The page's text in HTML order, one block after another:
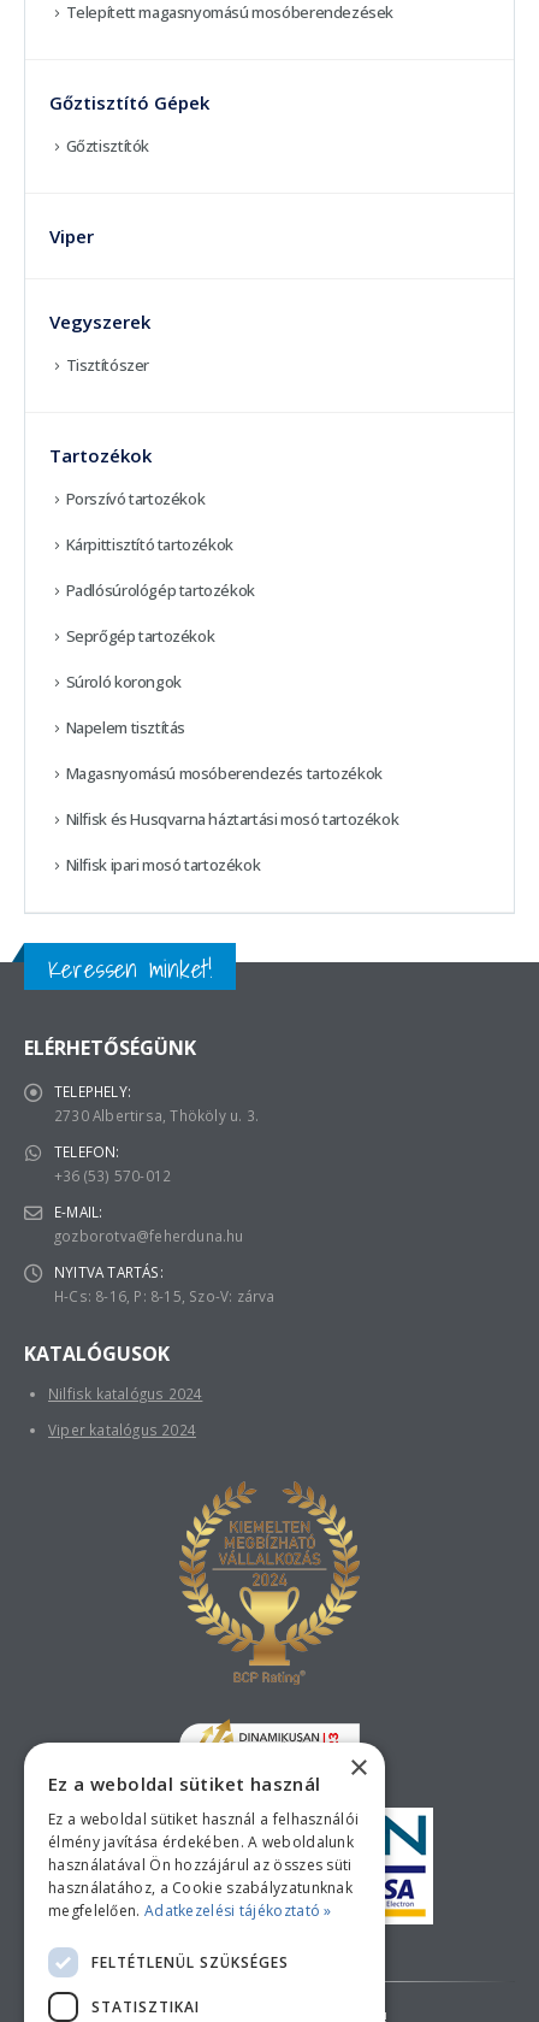
Telepített magasnyomású mosóberendezések
Gőztisztító Gépek
Gőztisztítók
Viper
Vegyszerek
Tisztítószer
Tartozékok
Porszívó tartozékok
Kárpittisztító tartozékok
Padlósúrológép tartozékok
Seprőgép tartozékok
Súroló korongok
Napelem tisztítás
Magasnyomású mosóberendezés tartozékok
Nilfisk és Husqvarna háztartási mosó tartozékok
Nilfisk ipari mosó tartozékok
Keressen minket!
ELÉRHETŐSÉGÜNK
TELEPHELY:
2730 Albertirsa, Thököly u. 3.
TELEFON:
+36 (53) 570-012
E-MAIL:
gozborotva@feherduna.hu
NYITVA TARTÁS:
H-Cs: 8-16, P: 8-15, Szo-V: zárva
KATALÓGUSOK
Nilfisk katalógus 2024
Viper katalógus 2024
AZ ÁRAK TÁJÉKOZTATÓ JELLEGŰEK!
×
Ez a weboldal sütiket használ
Ez a weboldal sütiket használ a felhasználói
élmény javítása érdekében. A weboldalunk
használatával Ön hozzájárul az összes süti
használatához, a Cookie szabályzatunknak
megfelelően. Adatkezelési tájékoztató »
FELTÉTLENÜL SZÜKSÉGES
STATISZTIKAI